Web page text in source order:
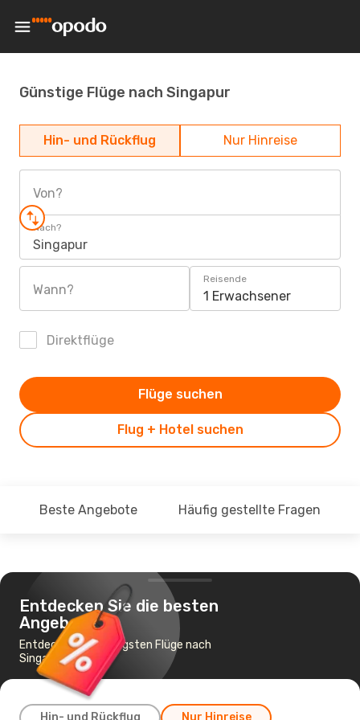
Günstige Flüge nach Singapur
Hin- und Rückflug Nur Hinreise
Von?
Nach?
Singapur
Wann?
Reisende
1 Erwachsener
Direktflüge
Flug + Hotel suchen
Flüge suchen
Beste Angebote Häufig gestellte Fragen
Entdecken Sie die besten
Angebote
Entdecke die günstigsten Flüge nach
Singapur
Hin- und Rückflug Nur Hinreise